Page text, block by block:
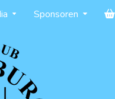
Sponsoren